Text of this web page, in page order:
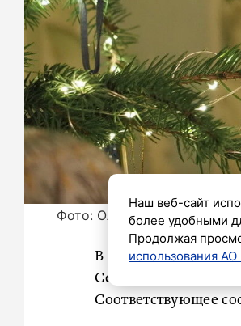
Фото: Олег Золото/
В преддверии
Северной столицы
Соответствующее
Наш веб-сайт
более удобными
Продолжая
использования